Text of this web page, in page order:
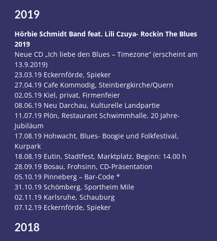
2019
Hörbie Schmidt Band feat. Lili Czuya- Rockin The Blues
2019
Neue CD „Ich liebe den Blues – Timezone“ (erscheint am
13.9.2019)
23.03.19 Eckernförde, Spieker
27.04.19 Cafe Kommodig, Steinbergkirche/Quern
02.05.19 Kiel, privat, Firmenfeier
08.06.19 Neu Darchau, Kulturelle Landpartie
11.07.19 Plön, Restaurant Schwimmhalle, 20 Jahre-
Jubiläum
17.08.19 Hohwacht, Blues- Boogie und Folkfestival,
Kurpark
18.08.19 Eutin, Stadtfest, Marktplatz, Beginn: 14.00 h
28.09.19 Bosau, Frohsinn, CD-Präsentation
05.10.19 Pinneberg – Bar-Code *
31.10.19 Schömberg, Sportheim Mile
02.11.19 Karlsruhe, Schauburg
07.12.19 Eckernförde, Spieker
2018